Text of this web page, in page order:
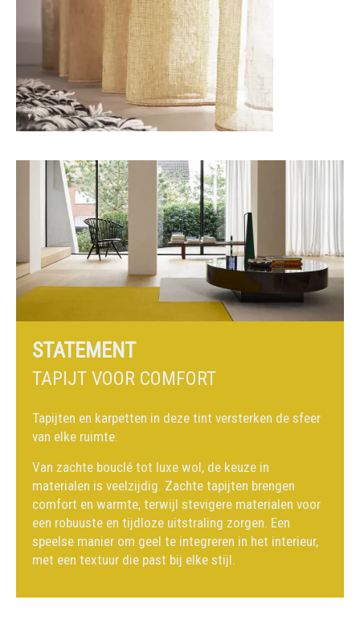
STATEMENT
TAPIJT VOOR COMFORT
Tapijten en karpetten in deze tint versterken de sfeer
van elke ruimte.
Van zachte bouclé tot luxe wol, de keuze in
materialen is veelzijdig. Zachte tapijten brengen
comfort en warmte, terwijl stevigere materialen voor
een robuuste en tijdloze uitstraling zorgen. Een
speelse manier om geel te integreren in het interieur,
met een textuur die past bij elke stijl.